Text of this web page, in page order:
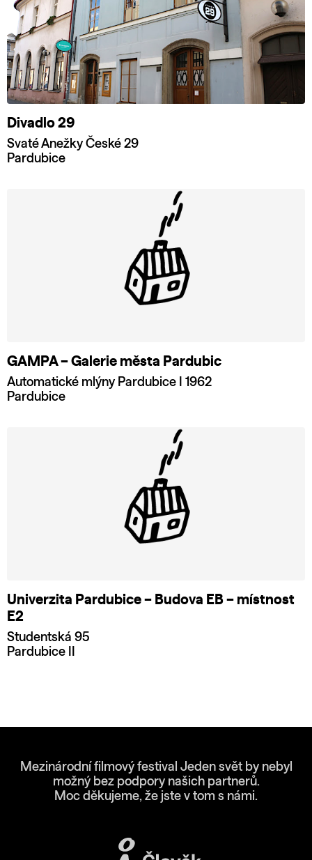
Divadlo 29
Svaté Anežky České 29
Pardubice
GAMPA – Galerie města Pardubic
Automatické mlýny Pardubice I 1962
Pardubice
Univerzita Pardubice – Budova EB – místnost
E2
Studentská 95
Pardubice II
Mezinárodní filmový festival Jeden svět by nebyl
možný bez podpory našich partnerů.
Moc děkujeme, že jste v tom s námi.